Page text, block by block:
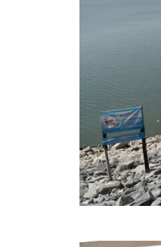
ประกาศเชิญชวนประ
ยกเลิกประกาศเชิญชวน
ยกเลิกประกาศผู้ชนะ
เปลี่ยนแปลงประกาศ